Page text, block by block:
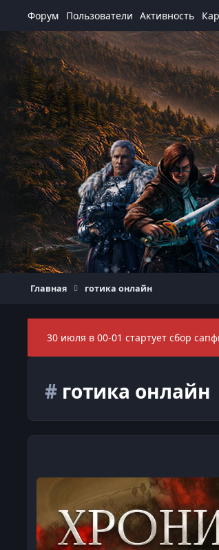
Форум Пользователи Активность
Главная готика онлайн
30 июля в 00-01 стартует сбор
#готика онлайн
Хроники Хориниса Онлайн - ММО